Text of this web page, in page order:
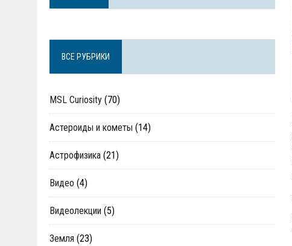
ВСЕ РУБРИКИ
MSL Curiosity (70)
Астероиды и кометы (14)
Астрофизика (21)
Видео (4)
Видеолекции (5)
Земля (23)